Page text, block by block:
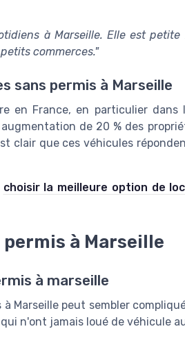
à Marseille. Elle est petite
commerces."
sans permis à Marseille
en France, en particulier dans
de 20 % des
clair que ces véhicules
choisir la meilleure option de
à Marseille
à marseille
Marseille peut sembler
n'ont jamais loué de véhicule